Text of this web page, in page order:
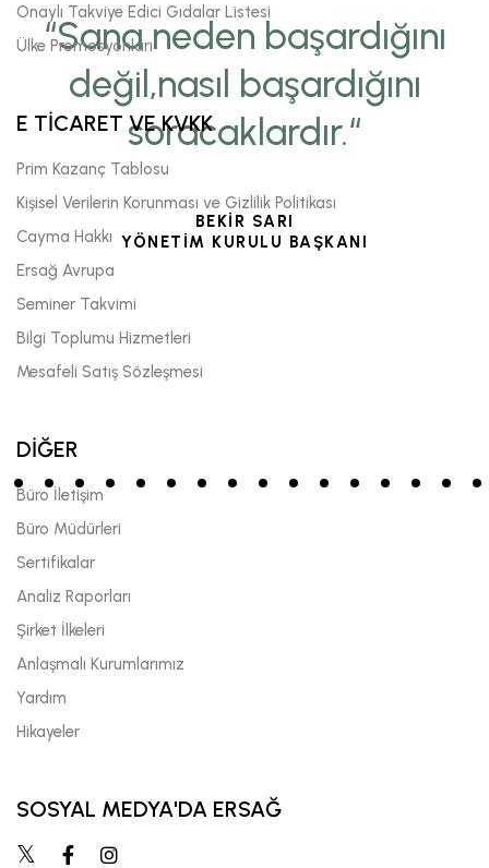
“Sana neden başardığını
değil,nasıl başardığını
soracaklardır.“
BEKİR SARI
YÖNETİM KURULU BAŞKANI
Onaylı Takviye Edici Gıdalar Listesi
Ülke Promosyonları
E TİCARET VE KVKK
Prim Kazanç Tablosu
Kişisel Verilerin Korunması ve Gizlilik Politikası
Cayma Hakkı
Ersağ Avrupa
Seminer Takvimi
Bilgi Toplumu Hizmetleri
Mesafeli Satış Sözleşmesi
DİĞER
Büro İletişim
Büro Müdürleri
Sertifikalar
Analiz Raporları
Şirket İlkeleri
Anlaşmalı Kurumlarımız
Yardım
Hikayeler
SOSYAL MEDYA'DA ERSAĞ